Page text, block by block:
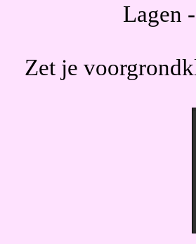
Lagen
Zet je